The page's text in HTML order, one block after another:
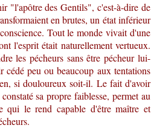
"l'apôtre des Gentils", c'est-à-dire de
en brutes, un état inférieur
Tout le monde vivait d'une
l'esprit était naturellement vertueux.
les pécheurs sans être pécheur lui-
cédé peu ou beaucoup aux tentations
si douloureux soit-il. Le fait d'avoir
sa propre faiblesse, permet au
qui le rend capable d'être maître et